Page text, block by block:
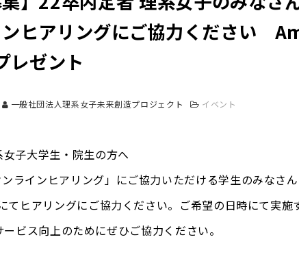
ヒアリングにご協力ください
レゼント
一般社団法人理系女子未来創造プロジェクト
イベント
子大学生・院生の方へ
ンラインヒアリング」にご協力いただける学生のみなさん
てヒアリングにご協力ください。ご希望の日時にて実施
ービス向上のためにぜひご協力ください。